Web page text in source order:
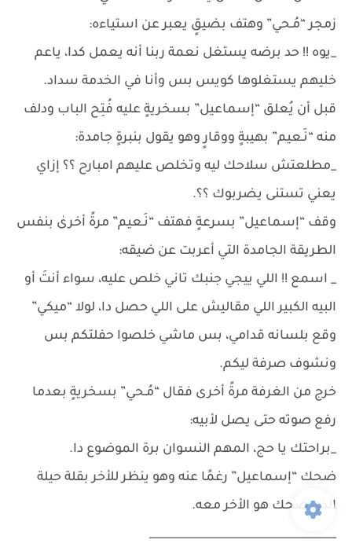
زمجر “مُـحي” وهتف بضيقٍ يعبر عن استياءه:
_يوه !! حد برضه يستغل نعمة ربنا أنه يعمل كدا، ياعم
خليهم يستغلوها كويس بس وأنا في الخدمة سداد.
قبل أن يُعلق “إسماعيل” بسخريةٍ عليه فُتِح الباب ودلف
منه “نَـعيم” بهيبةٍ ووقارٍ وهو يقول بنبرةٍ جامدة:
_مطلعتش سلاحك ليه وتخلص عليهم امبارح ؟؟ إزاي
يعني تستنى يضربوك ؟؟.
وقف “إسماعيل” بسرعةٍ فهتف “نَـعيم” مرةً أخرىٰ بنفس
الطريقة الجامدة التي أعربت عن ضيقه:
_ اسمع !! اللي ييجي جنبك تاني خلص عليه، سواء أنتَ أو
البيه الكبير اللي مقاليش على اللي حصل دا، لولا “ميكي”
وقع بلسانه قدامي، بس ماشي خلصوا حفلتكم بس
ونشوف صرفة ليكم.
خرج من الغرفة مرةً أخرى فقال “مُـحي” بسخريةٍ بعدما
رفع صوته حتى يصل لأبيه:
_براحتك يا حج، المهم النسوان برة الموضوع دا.
ضحك “إسماعيل” رغمًا عنه وهو ينظر للأخر بقلة حيلة
الذي ضحك هو الأخر معه.
__________________________________